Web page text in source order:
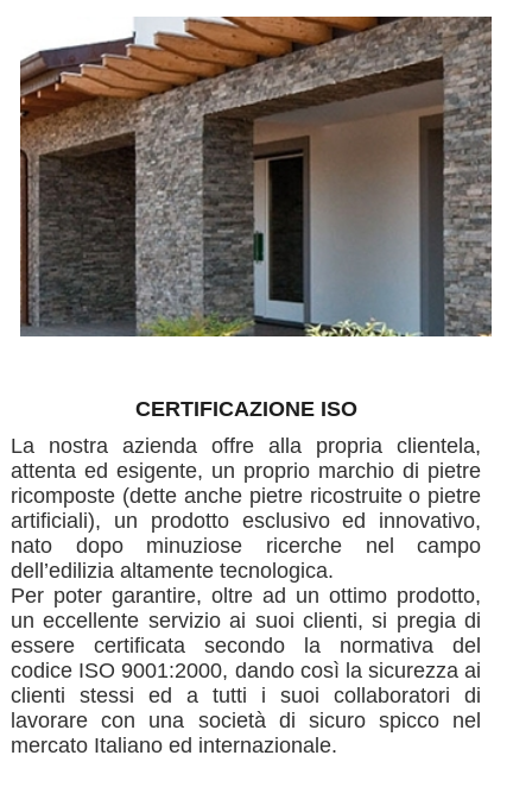
CERTIFICAZIONE ISO
La nostra azienda offre alla propria clientela,
attenta ed esigente, un proprio marchio di pietre
ricomposte (dette anche pietre ricostruite o pietre
artificiali), un prodotto esclusivo ed innovativo,
nato dopo minuziose ricerche nel campo
dell’edilizia altamente tecnologica.
Per poter garantire, oltre ad un ottimo prodotto,
un eccellente servizio ai suoi clienti, si pregia di
essere certificata secondo la normativa del
codice ISO 9001:2000, dando così la sicurezza ai
clienti stessi ed a tutti i suoi collaboratori di
lavorare con una società di sicuro spicco nel
mercato Italiano ed internazionale.